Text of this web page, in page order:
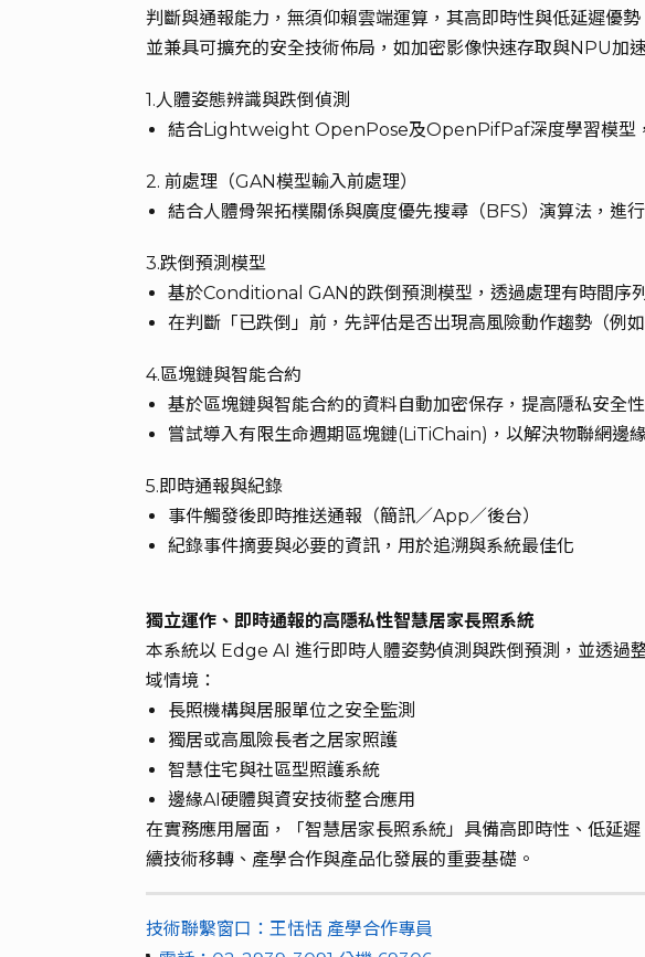
判斷與通報能力，無須仰賴雲端運算，其高即時性與低延遲優
並兼具可擴充的安全技術佈局，如加密影像快速存取與NPU加
1.人體姿態辨識與跌倒偵測
結合Lightweight OpenPose及OpenPifPaf深度學習模型
2. 前處理（GAN模型輸入前處理）
結合人體骨架拓樸關係與廣度優先搜尋（BFS）演算法，進
3.跌倒預測模型
基於Conditional GAN的跌倒預測模型，透過處理有時間序
在判斷「已跌倒」前，先評估是否出現高風險動作趨勢（例
4.區塊鏈與智能合約
基於區塊鏈與智能合約的資料自動加密保存，提高隱私安全性
嘗試導入有限生命週期區塊鏈(LiTiChain)，以解決物聯網邊
5.即時通報與紀錄
事件觸發後即時推送通報（簡訊／App／後台）
紀錄事件摘要與必要的資訊，用於追溯與系統最佳化
獨立運作、即時通報的高隱私性智慧居家長照系統
本系統以 Edge AI 進行即時人體姿勢偵測與跌倒預測，並透過
域情境：
長照機構與居服單位之安全監測
獨居或高風險長者之居家照護
智慧住宅與社區型照護系統
邊緣AI硬體與資安技術整合應用
在實務應用層面，「智慧居家長照系統」具備高即時性、低延
續技術移轉、產學合作與產品化發展的重要基礎。
技術聯繫窗口：王恬恬 產學合作專員